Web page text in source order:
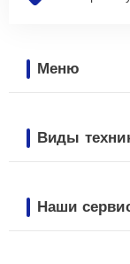
Меню
Виды
Наши